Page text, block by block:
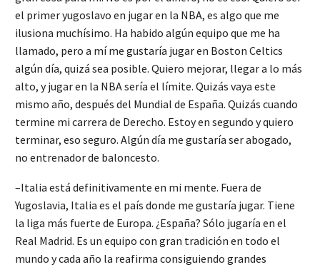
el primer yugoslavo en jugar en la NBA, es algo que me
ilusiona muchísimo. Ha habido algún equipo que me ha
llamado, pero a mí me gustaría jugar en Boston Celtics
algún día, quizá sea posible. Quiero mejorar, llegar a lo más
alto, y jugar en la NBA sería el límite. Quizás vaya este
mismo año, después del Mundial de España. Quizás cuando
termine mi carrera de Derecho. Estoy en segundo y quiero
terminar, eso seguro. Algún día me gustaría ser abogado,
no entrenador de baloncesto.
–Italia está definitivamente en mi mente. Fuera de
Yugoslavia, Italia es el país donde me gustaría jugar. Tiene
la liga más fuerte de Europa. ¿España? Sólo jugaría en el
Real Madrid. Es un equipo con gran tradición en todo el
mundo y cada año la reafirma consiguiendo grandes